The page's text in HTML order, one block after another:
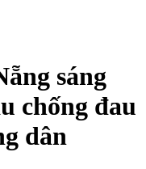
sáng
chống đau
dân